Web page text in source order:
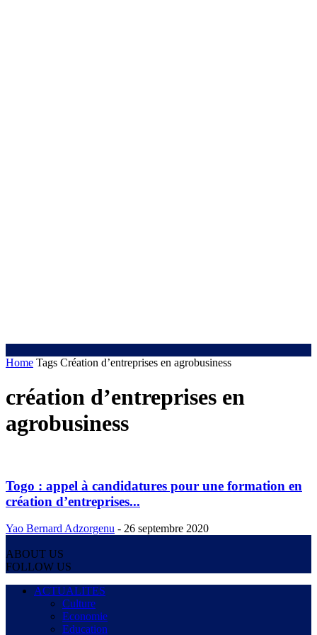
Home Tags Création d’entreprises en agrobusiness
création d’entreprises en
agrobusiness
Togo : appel à candidatures pour une formation en
création d’entreprises...
Yao Bernard Adzorgenu - 26 septembre 2020
ABOUT US
FOLLOW US
ACTUALITES
Culture
Economie
Education